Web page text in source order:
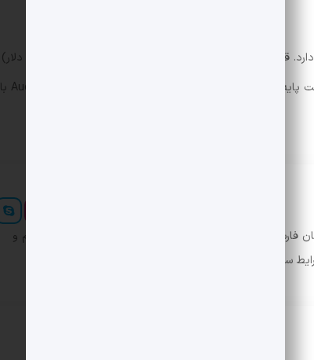
ارزانترین نوع Audi Q3 با قیمت 1.5 یورو (4.9 دلار) قیمت دارد. قیمت پایه Audi Q3 کمی گران تر است و از 1.2 یورو (1.2 دلار)
شروع می شود. پلاگین Audi Qi -Hybrid -in همچنین با قیمت پایه 4.3 یورو (4.9 دلار) و افزونه هیبرید Audi Q 6 Sportbook با
فارسی ایجاد کرد. در این صورت می توان امید داشت که تمام و
سخت تایپ به پایان رسد.